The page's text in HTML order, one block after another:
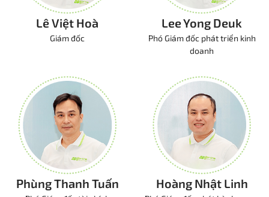
Lê Việt Hoà
Giám đốc
Lee Yong Deuk
Phó Giám đốc phát triển kinh
doanh
Phùng Thanh Tuấn Hoàng Nhật Linh